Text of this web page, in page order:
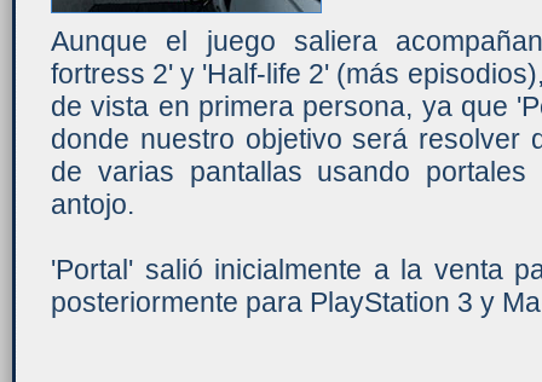
Aunque el juego saliera
fortress 2' y 'Half-life 2' (más
de vista en primera persona, ya que
donde nuestro objetivo será resolver
de varias pantallas usando
antojo.
'Portal' salió inicialmente a la venta
posteriormente para PlayStation 3 y